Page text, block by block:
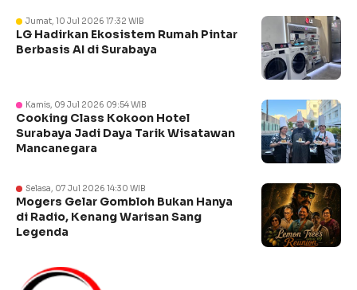
Jumat, 10 Jul 2026 17:32 WIB
LG Hadirkan Ekosistem Rumah Pintar
Berbasis AI di Surabaya
Kamis, 09 Jul 2026 09:54 WIB
Cooking Class Kokoon Hotel
Surabaya Jadi Daya Tarik Wisatawan
Mancanegara
Selasa, 07 Jul 2026 14:30 WIB
Mogers Gelar Gombloh Bukan Hanya
di Radio, Kenang Warisan Sang
Legenda